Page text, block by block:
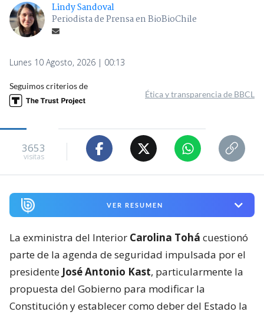
Lindy Sandoval
Periodista de Prensa en BioBioChile
Lunes 10 Agosto, 2026 | 00:13
Seguimos criterios de
Ética y transparencia de BBCL
3653
visitas
VER RESUMEN
La exministra del Interior Carolina Tohá cuestionó
parte de la agenda de seguridad impulsada por el
presidente José Antonio Kast, particularmente la
propuesta del Gobierno para modificar la
Constitución y establecer como deber del Estado la